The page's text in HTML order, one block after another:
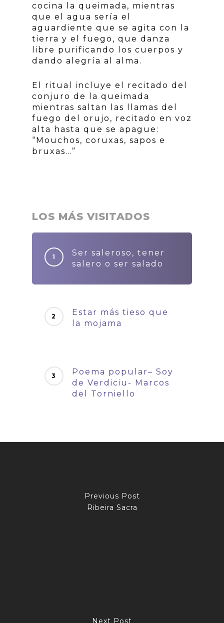
cocina la queimada, mientras
que el agua sería el
aguardiente que se agita con la
tierra y el fuego, que danza
libre purificando los cuerpos y
dando alegría al alma.
El ritual incluye el recitado del
conjuro de la queimada
mientras saltan las llamas del
fuego del orujo, recitado en voz
alta hasta que se apague:
“Mouchos, coruxas, sapos e
bruxas…”
LOS MÁS VISITADOS
Ser saleroso, tener
salero o ser salado
Estar más tieso que
la mojama
Poema popular– Soy
de Verdiciu- Marcos
del Torniello
Previous Post
Ribeira Sacra
Next Post